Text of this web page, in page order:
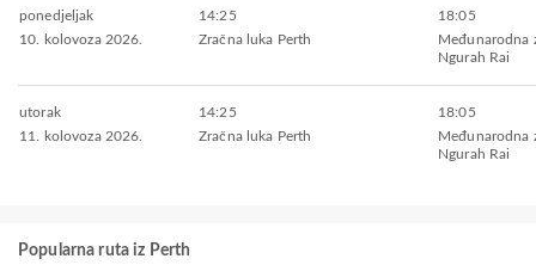
ponedjeljak
10. kolovoza 2026.
14:25
Zračna luka Perth
18:05
Međunarodna
Ngurah Rai
utorak
11. kolovoza 2026.
14:25
Zračna luka Perth
18:05
Međunarodna
Ngurah Rai
Popularna ruta iz Perth